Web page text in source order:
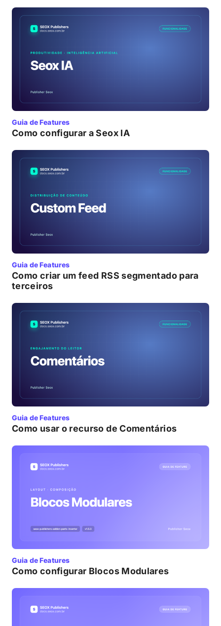
Guia de Features
Como configurar a Seox IA
Guia de Features
Como criar um feed RSS segmentado para
terceiros
Guia de Features
Como usar o recurso de Comentários
Guia de Features
Como configurar Blocos Modulares